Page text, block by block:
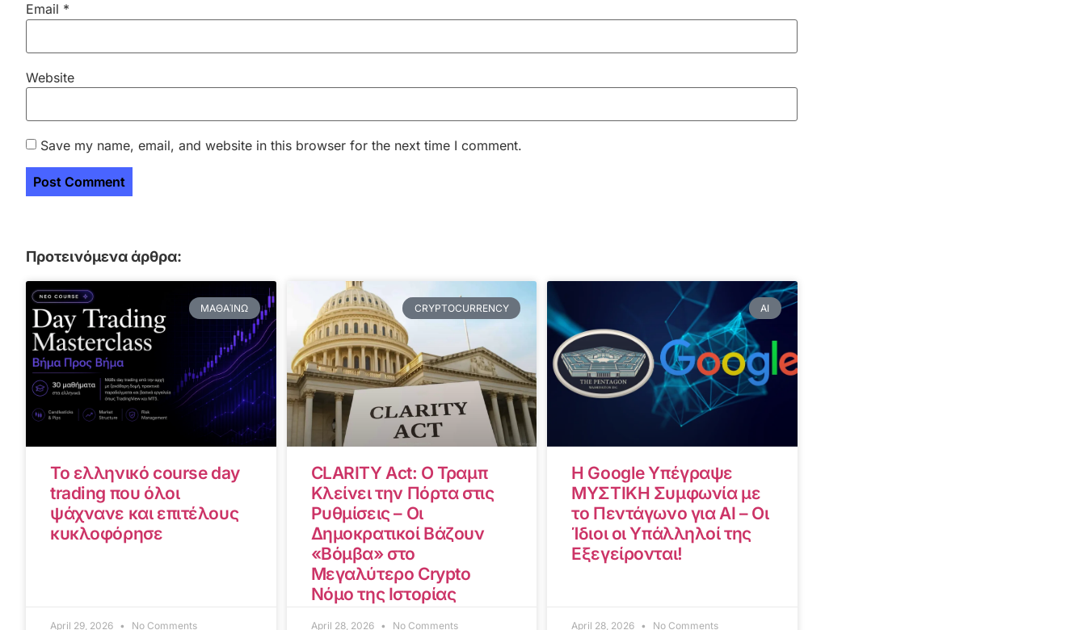
Email *
Website
Save my name, email, and website in this browser for the next time I comment.
Προτεινόμενα άρθρα:
ΜΑΘΑΊΝΩ
Το ελληνικό course day
trading που όλοι
ψάχνανε και επιτέλους
κυκλοφόρησε
April 29, 2026 No Comments
CRYPTOCURRENCY
CLARITY Act: Ο Τραμπ
Κλείνει την Πόρτα στις
Ρυθμίσεις – Οι
Δημοκρατικοί Βάζουν
«Βόμβα» στο
Μεγαλύτερο Crypto
Νόμο της Ιστορίας
April 28, 2026 No Comments
AI
Η Google Υπέγραψε
ΜΥΣΤΙΚΗ Συμφωνία με
το Πεντάγωνο για AI – Οι
Ίδιοι οι Υπάλληλοί της
Εξεγείρονται!
April 28, 2026 No Comments